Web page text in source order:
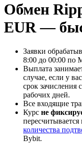
Обмен
EUR —
Заявки
8:00 до 00:00 по
Выплата
случае, если у
срок зачисления
рабочих дней.
Все входящие
Курс не
количества
Bybit.